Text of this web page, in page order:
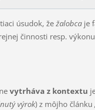
úsudok, že žalobcaje
činnosti resp.
vytrháva z kontextu
výrok) z môj­ho článku